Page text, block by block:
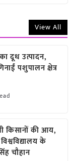
View All
दूध उत्पादन,
पशुपालन क्षेत्र
किसानों की आय,
के
चौहान